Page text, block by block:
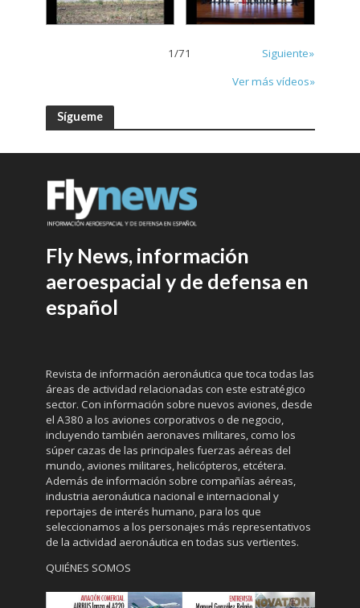
1/71
Siguiente»
Ver más vídeos»
Sígueme
Fly News, información
aeroespacial y de defensa en
español
Revista de información aeronáutica que toca todas las
áreas de actividad relacionadas con este estratégico
sector. Con información sobre nuevos aviones, desde
el A380 a los aviones corporativos o de negocio,
incluyendo también aeronaves militares, como los
súper cazas de las principales fuerzas aéreas del
mundo, aviones militares, helicópteros, etcétera.
Además de información sobre compañías aéreas,
industria aeronáutica nacional e internacional y
reportajes de interés humano, para los que
seleccionamos a los personajes más representativos
de la actividad aeronáutica en todas sus vertientes.
QUIÉNES SOMOS